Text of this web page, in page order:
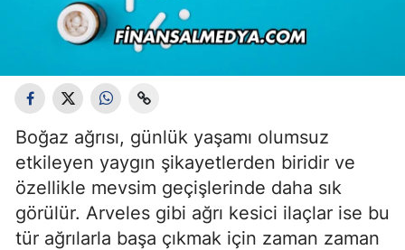
Boğaz ağrısı, günlük yaşamı olumsuz
etkileyen yaygın şikayetlerden biridir ve
özellikle mevsim geçişlerinde daha sık
görülür. Arveles gibi ağrı kesici ilaçlar ise bu
tür ağrılarla başa çıkmak için zaman zaman